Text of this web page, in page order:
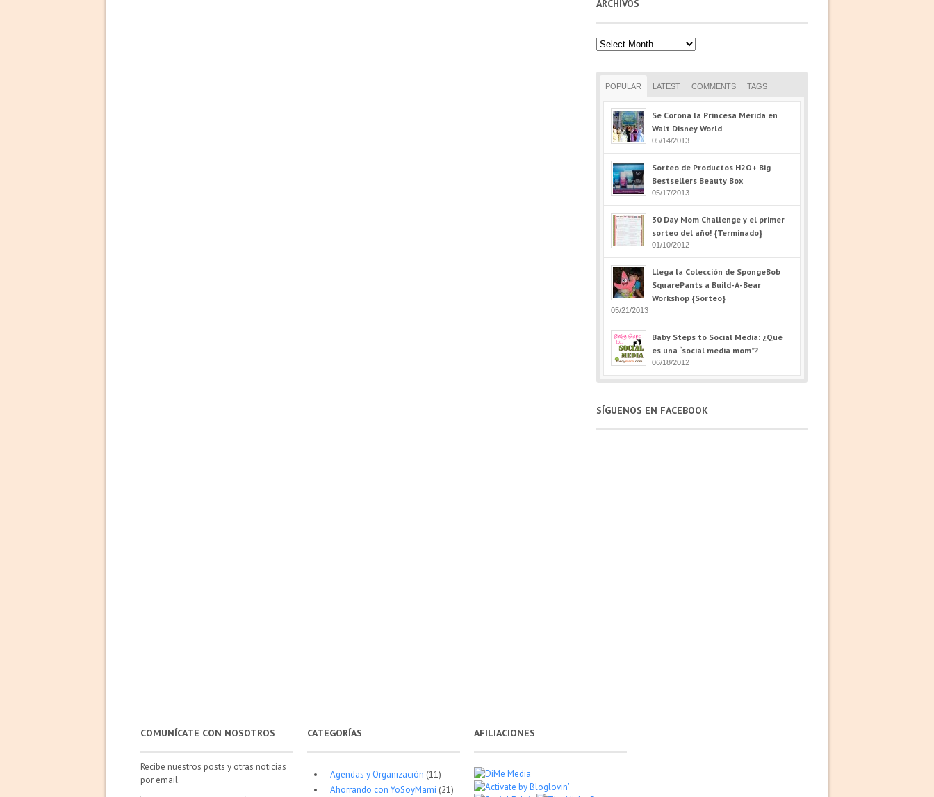
ARCHIVOS
Archivos
POPULAR LATEST COMMENTS TAGS
Se Corona la Princesa Mérida en
Walt Disney World
05/14/2013
Sorteo de Productos H2O+ Big
Bestsellers Beauty Box
05/17/2013
30 Day Mom Challenge y el primer
sorteo del año! {Terminado}
01/10/2012
Llega la Colección de SpongeBob
SquarePants a Build-A-Bear
Workshop {Sorteo}
05/21/2013
Baby Steps to Social Media: ¿Qué
es una “social media mom”?
06/18/2012
SÍGUENOS EN FACEBOOK
COMUNÍCATE CON NOSOTROS
Recibe nuestros posts y otras noticias
por email.
CATEGORÍAS
Agendas y Organización (11)
Ahorrando con YoSoyMami (21)
AFILIACIONES